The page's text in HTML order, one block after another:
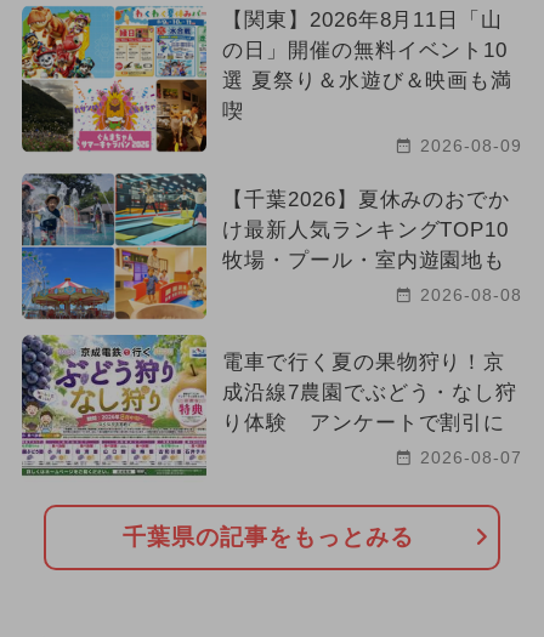
【関東】2026年8月11日「山
の日」開催の無料イベント10
選 夏祭り＆水遊び＆映画も満
喫
2026-08-09
【千葉2026】夏休みのおでか
け最新人気ランキングTOP10
牧場・プール・室内遊園地も
2026-08-08
電車で行く夏の果物狩り！京
成沿線7農園でぶどう・なし狩
り体験 アンケートで割引に
2026-08-07
千葉県の記事をもっとみる